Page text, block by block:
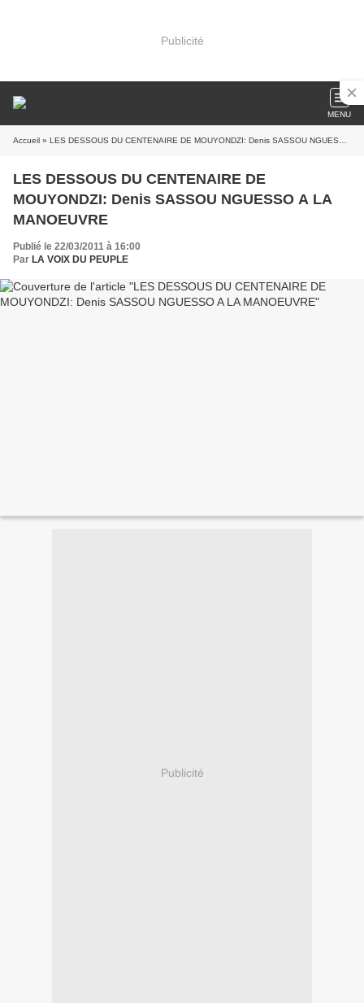
Publicité
MENU
Accueil » LES DESSOUS DU CENTENAIRE DE MOUYONDZI: Denis SASSOU NGUESSO A LA MANOEUVRE
LES DESSOUS DU CENTENAIRE DE
MOUYONDZI: Denis SASSOU NGUESSO A LA
MANOEUVRE
Publié le 22/03/2011 à 16:00
Par LA VOIX DU PEUPLE
Publicité